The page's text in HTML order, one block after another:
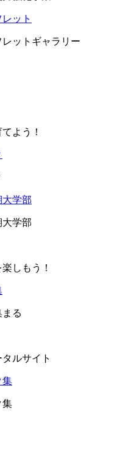
ット
ットギャラリー
よう！
学部
学部
しもう！
る
ルサイト
集
集